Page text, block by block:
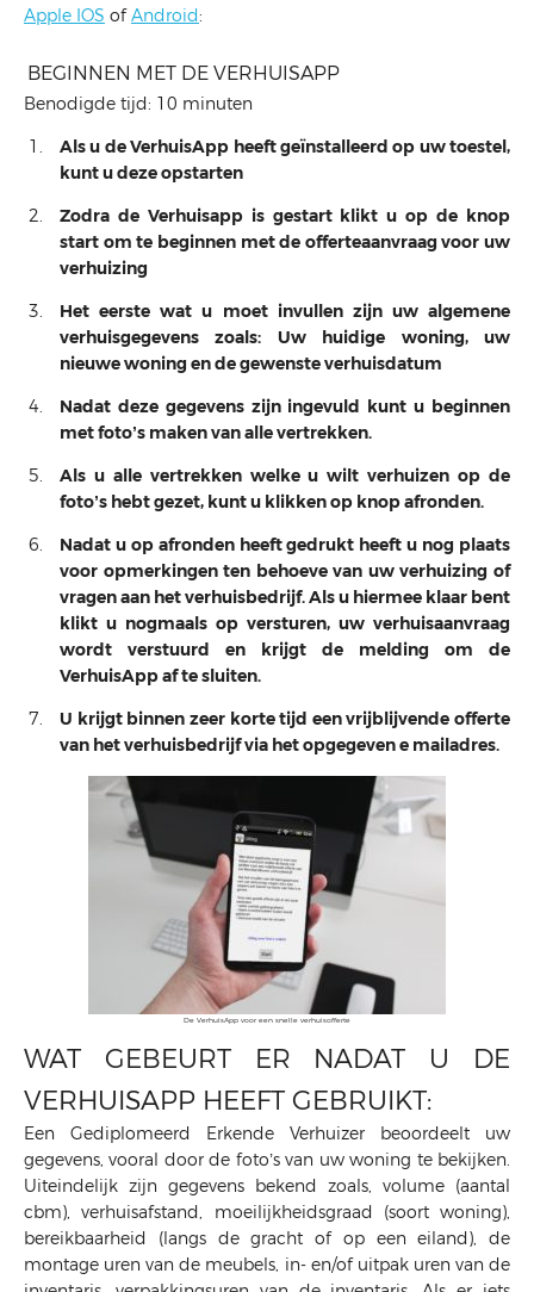
Apple IOS ofAndroid:
BEGINNEN MET DE VERHUISAPP
Benodigde tijd: 10 minuten
Als u de VerhuisApp heeft geïnstalleerd op uw toestel,
kunt u deze opstarten
Zodra de Verhuisapp is gestart klikt u op de knop
start om te beginnen met de offerteaanvraag voor uw
verhuizing
Het eerste wat u moet invullen zijn uw algemene
verhuisgegevens zoals: Uw huidige woning, uw
nieuwe woning en de gewenste verhuisdatum
Nadat deze gegevens zijn ingevuld kunt u beginnen
met foto’s maken van alle vertrekken.
Als u alle vertrekken welke u wilt verhuizen op de
foto’s hebt gezet, kunt u klikken op knop afronden.
Nadat u op afronden heeft gedrukt heeft u nog plaats
voor opmerkingen ten behoeve van uw verhuizing of
vragen aan het verhuisbedrijf. Als u hiermee klaar bent
klikt u nogmaals op versturen, uw verhuisaanvraag
wordt verstuurd en krijgt de melding om de
VerhuisApp af te sluiten.
U krijgt binnen zeer korte tijd een vrijblijvende offerte
van het verhuisbedrijf via het opgegeven e mailadres.
De VerhuisApp voor een snelle verhuisofferte
WAT GEBEURT ER NADAT U DE
VERHUISAPP HEEFT GEBRUIKT:
Een Gediplomeerd Erkende Verhuizer beoordeelt uw
gegevens, vooral door de foto’s van uw woning te bekijken.
Uiteindelijk zijn gegevens bekend zoals, volume (aantal
cbm), verhuisafstand, moeilijkheidsgraad (soort woning),
bereikbaarheid (langs de gracht of op een eiland), de
montage uren van de meubels, in- en/of uitpak uren van de